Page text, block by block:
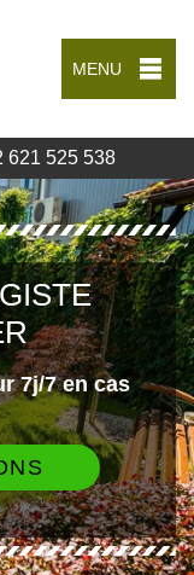
MENU
621 525 538
7j/7 en cas